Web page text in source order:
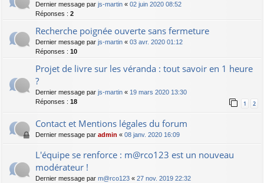
Dernier message par js-martin « 02 juin 2020 08:52
Réponses : 2
Recherche poignée ouverte sans fermeture
Dernier message par js-martin « 03 avr. 2020 01:12
Réponses : 10
Projet de livre sur les véranda : tout savoir en 1 heure
?
Dernier message par js-martin « 19 mars 2020 13:30
Réponses : 18 1 2
Contact et Mentions légales du forum
Dernier message par admin « 08 janv. 2020 16:09
L'équipe se renforce : m@rco123 est un nouveau
modérateur !
Dernier message par m@rco123 « 27 nov. 2019 22:32